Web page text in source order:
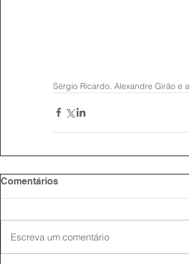
Sérgio Ricardo, Alexandre Girão e
Comentários
Escreva um comentário